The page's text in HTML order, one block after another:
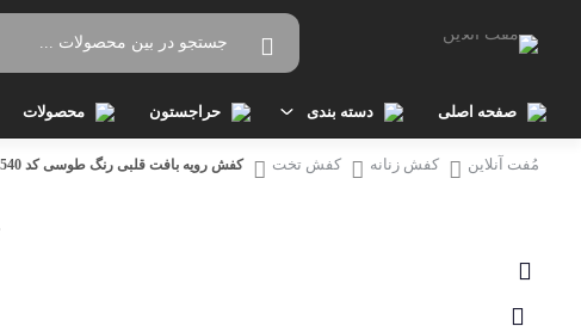
صفحه اصلی دسته بندی
پوشاک زنانه
حراجستون محصولات
مُفت آنلاین کفش زنانه کفش تخت کفش رویه بافت قلبی رنگ طوسی کد 540